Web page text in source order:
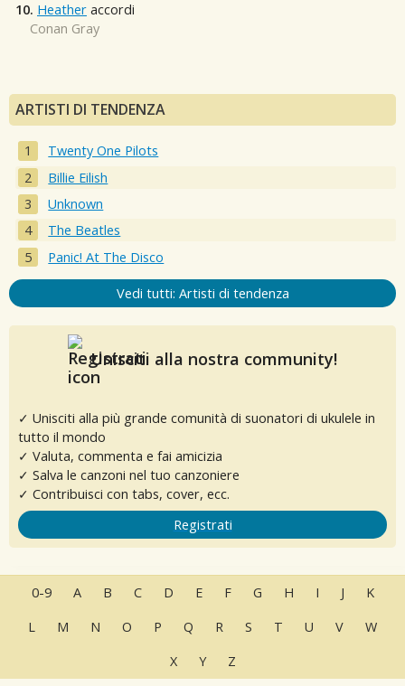
10. Heather accordi
Conan Gray
ARTISTI DI TENDENZA
Twenty One Pilots
Billie Eilish
Unknown
The Beatles
Panic! At The Disco
Vedi tutti: Artisti di tendenza
Unisciti alla nostra community!
✓ Unisciti alla più grande comunità di suonatori di ukulele in
tutto il mondo
✓ Valuta, commenta e fai amicizia
✓ Salva le canzoni nel tuo canzoniere
✓ Contribuisci con tabs, cover, ecc.
Registrati
0-9 A B C D E F G H I J
K
L
M N O P Q R S T U V
W
X
Y Z